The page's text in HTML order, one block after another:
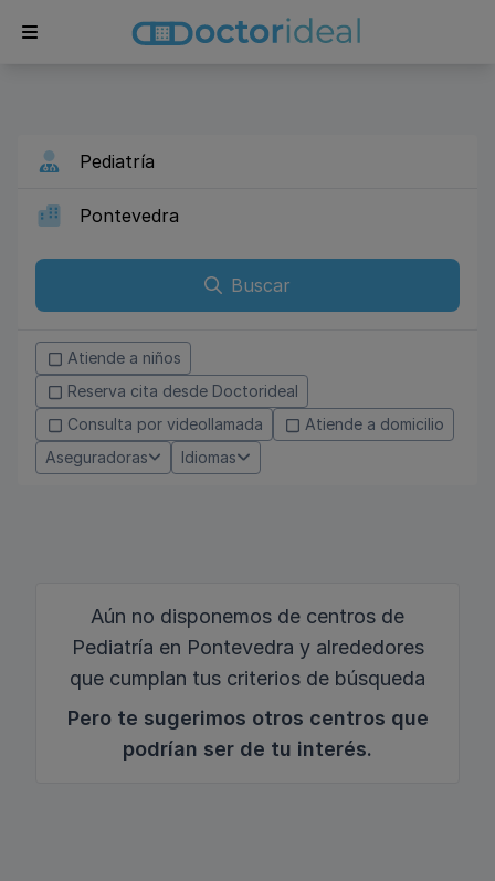
Buscar
Atiende a niños
Reserva cita desde Doctorideal
Consulta por videollamada
Atiende a domicilio
Aseguradoras
Idiomas
Aún no disponemos de centros de
Pediatría en Pontevedra y alrededores
que cumplan tus criterios de búsqueda
Pero te sugerimos otros centros que
podrían ser de tu interés.